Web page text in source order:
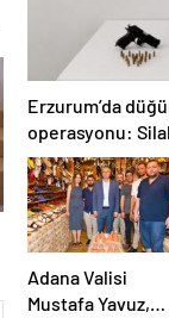
Erzurum’da
operasyonu:
cezalar kesildi
Adana Valisi
Mustafa Yavuz,